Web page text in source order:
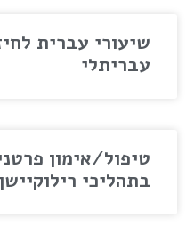
שיעורי עברית
עבריתלי
טיפול/אימון
בתהליכי